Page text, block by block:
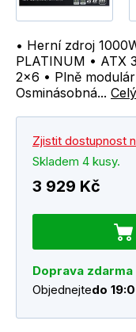
• Herní zdroj
PLATINUM • ATX
2x6 • Plně
Osminásobná...
Zjistit dostupnost
Skladem 4 kusy.
3 929 Kč
Doprava zdarma
Objednejtedo